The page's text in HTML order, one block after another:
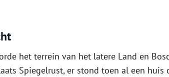
het terrein van het latere Land en
Spiegelrust, er stond toen al een huis